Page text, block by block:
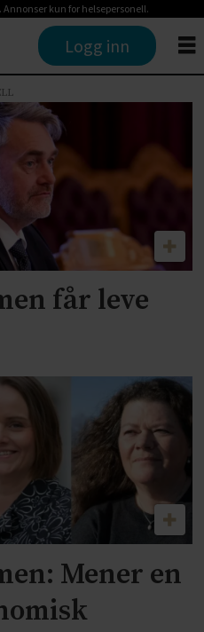
kun for helsepersonell.
Logg inn
får leve
Mener en